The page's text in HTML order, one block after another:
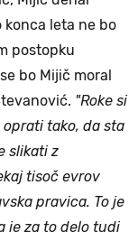
konca leta ne bo
postopku
bo Mijič moral
"Roke si
tako, da sta
slikati z
tisoč evrov
pravica. To je
je za to delo tudi